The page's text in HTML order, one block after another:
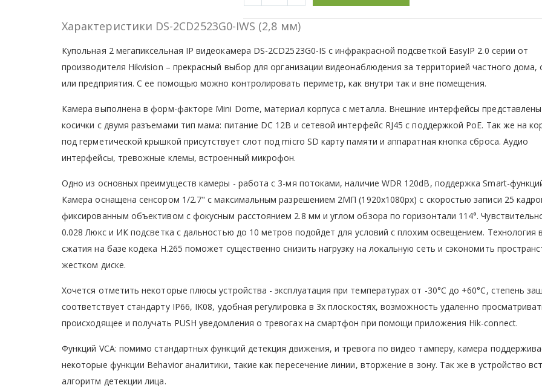
Характеристики DS-2CD2523G0-IWS (2,8 мм)
Купольная 2 мегапиксельная IP видеокамера DS-2CD2523G0-IS с инфракрасной подсветкой EasyIP 2.0 серии от
производителя Hikvision – прекрасный выбор для организации видеонаблюдения за территорией частного дома,
или предприятия. С ее помощью можно контролировать периметр, как внутри так и вне помещения.
Камера выполнена в форм-факторе Mini Dome, материал корпуса с металла. Внешние интерфейсы
косички с двумя разъемами тип мама: питание DC 12В и сетевой интерфейс RJ45 с поддержкой PoE. Так же на
под герметической крышкой присутствует слот под micro SD карту памяти и аппаратная кнопка сброса. Аудио
интерфейсы, тревожные клемы, встроенный микрофон.
Одно из основных преимуществ камеры - работа с 3-мя потоками, наличие WDR 120dB, поддержка Smart-
Камера оснащена сенсором 1/2.7" с максимальным разрешением 2МП (1920х1080px) с скоростью записи 25
фиксированным объективом с фокусным расстоянием 2.8 мм и углом обзора по горизонтали 114°.
0.028 Люкс и ИК подсветка с дальностью до 10 метров подойдет для условий с плохим освещением. Технология
сжатия на базе кодека Н.265 поможет существенно снизить нагрузку на локальную сеть и сэкономить
жестком диске.
Хочется отметить некоторые плюсы устройства - эксплуатация при температурах от -30°C до +60°C, степень
соответствует стандарту IP66, IK08, удобная регулировка в 3х плоскостях, возможность удаленно
происходящее и получать PUSH уведомления о тревогах на смартфон при помощи приложения Hik-connect.
Функций VCA: помимо стандартных функций детекция движения, и тревога по видео тамперу, камера
некоторые функции Behavior аналитики, такие как пересечение линии, вторжение в зону. Так же в устройство
алгоритм детекции лица.